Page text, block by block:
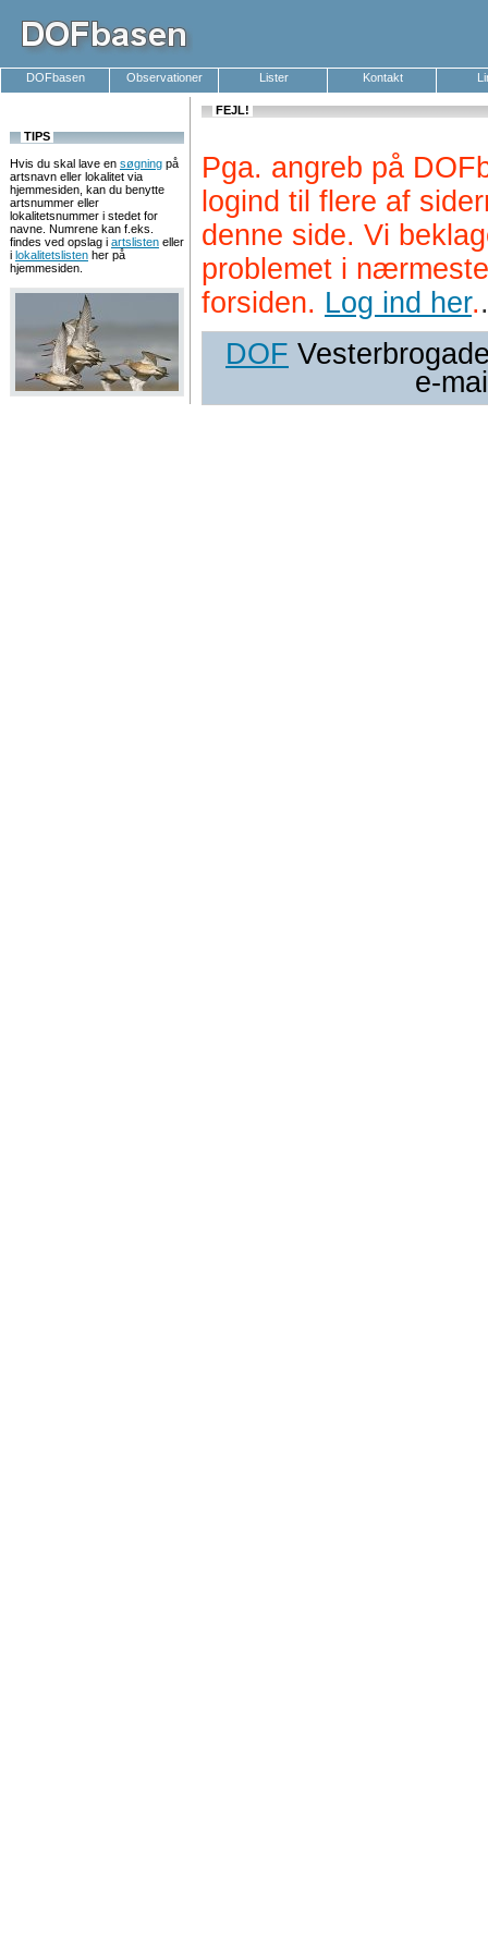
DOFbasen Observationer Lister Kontakt
TIPS
Hvis du skal lave en søgning på
artsnavn eller lokalitet via
hjemmesiden, kan du benytte
artsnummer eller
lokalitetsnummer i stedet for
navne. Numrene kan f.eks.
findes ved opslag i artslisten eller
i lokalitetslisten her på
hjemmesiden.
FEJL!
Pga. angreb på
logind til flere af
denne side. Vi
problemet i
forsiden. Log ind her..
DOF
e-